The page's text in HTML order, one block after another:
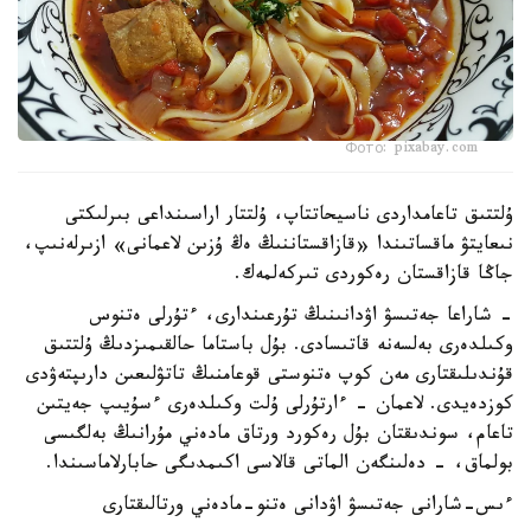
Фото: pixabay.com
ۇلتتىق تاعامداردى ناسيحاتتاپ، ۇلتتار اراسىنداعى بىرلىكتى
نىعايتۋ ماقساتىندا «قازاقستاننىڭ ەڭ ۇزىن لاعمانى» ازىرلەنىپ،
جاڭا قازاقستان رەكوردى تىركەلمەك.
- شاراعا جەتىسۋ اۋدانىنىڭ تۇرعىندارى، ءتۇرلى ەتنوس
وكىلدەرى بەلسەنە قاتىسادى. بۇل باستاما حالقىمىزدىڭ ۇلتتىق
قۇندىلىقتارى مەن كوپ ەتنوستى قوعامنىڭ تاتۋلىعىن دارىپتەۋدى
كوزدەيدى. لاعمان - ءارتۇرلى ۇلت وكىلدەرى ءسۇيىپ جەيتىن
تاعام، سوندىقتان بۇل رەكورد ورتاق مادەني مۇرانىڭ بەلگىسى
بولماق، - دەلىنگەن الماتى قالاسى اكىمدىگى حابارلاماسىندا.
ءىس-شارانى جەتىسۋ اۋدانى ەتنو-مادەني ورتالىقتارى